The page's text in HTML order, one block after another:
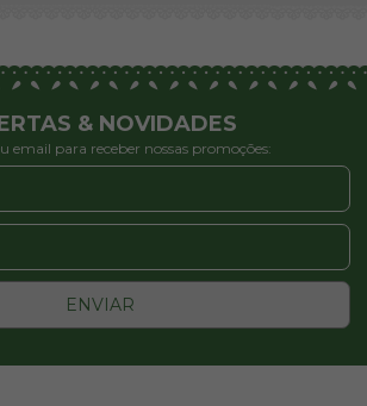
& NOVIDADES
email para receber nossas promoções:
ENVIAR